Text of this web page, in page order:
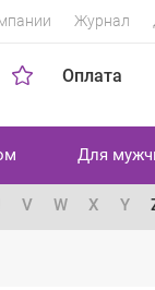
Журнал
Оплата
Для
V W X Y